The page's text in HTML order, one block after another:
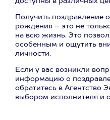
Получить поздравление
рождения – это не
на всю жизнь. Это
особенным и ощутить
личности.
Если у вас возникли
информацию о
обратитесь в Агентство
выбором исполнителя и